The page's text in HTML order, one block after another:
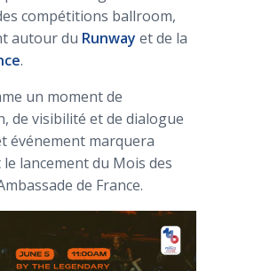
compétitions ballroom,
autour du Runway et de la
.
un moment de
de visibilité et de dialogue
événement marquera
lancement du Mois des
de France.